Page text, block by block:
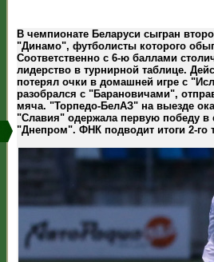
В чемпионате Беларуси сыгран
"Динамо", футболисты которого
Соответственно с 6-ю баллами
лидерство в турнирной таблице.
потерял очки в домашней игре с
разобрался с "Барановичами",
мяча. "Торпедо-БелАЗ" на выезде
"Славия" одержала первую победу в
"Днепром". ФНК подводит итоги 2-го